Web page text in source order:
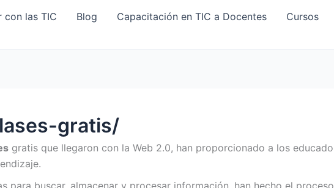
con las TIC Blog Capacitación en TIC a Docentes Cursos
gratis/
gratis que llegaron con la Web 2.0, han proporcionado a los
para buscar, almacenar y procesar información, han hecho el